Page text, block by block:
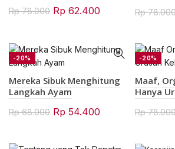
Rp78.000 Original
Rp 78.000.
Rp 62.400
Rp 62.400.
Rp
-20%
Mereka Sibuk Menghitung
Langkah Ayam
Rp68.000 Original
Rp 54.400
-20%
Maaf,
Hanya
Rp